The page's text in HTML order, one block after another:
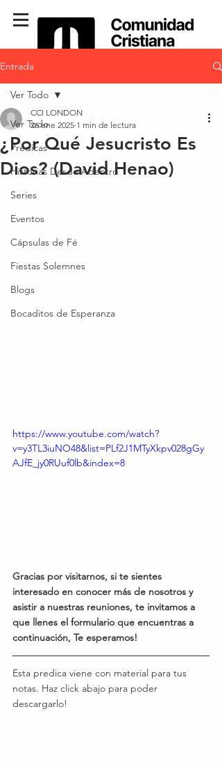
Entrada
Ver Todo
Predicas
Historias Desde Adentro
Series
Eventos
Cápsulas de Fé
Fiestas Solemnes
Blogs
Bocaditos de Esperanza
Ver Todo
¿Por Qué Jesucristo Es
Dios? (David Henao)
CCI LONDON
26 ene 2025 1 min de lectura
https://www.youtube.com/watch?
v=y3TL3iuNO48&list=PLf2J1MTyXkpv028gGy
AJfE_jy0RUuf0lb&index=8
Gracias por visitarnos, si te sientes
interesado en conocer más de nosotros y
asistir a nuestras reuniones, te invitamos a
que llenes el formulario que encuentras a
continuación, Te esperamos!
Esta predica viene con material para tus
notas. Haz click abajo para poder
descargarlo!